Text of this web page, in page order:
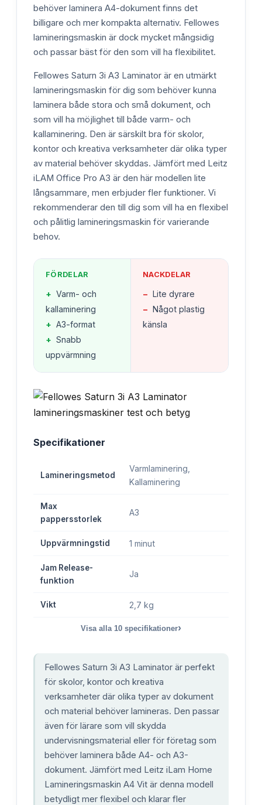
behöver laminera A4-dokument finns det
billigare och mer kompakta alternativ. Fellowes
lamineringsmaskin är dock mycket mångsidig
och passar bäst för den som vill ha flexibilitet.
Fellowes Saturn 3i A3 Laminator är en utmärkt
lamineringsmaskin för dig som behöver kunna
laminera både stora och små dokument, och
som vill ha möjlighet till både varm- och
kallaminering. Den är särskilt bra för skolor,
kontor och kreativa verksamheter där olika typer
av material behöver skyddas. Jämfört med Leitz
iLAM Office Pro A3 är den här modellen lite
långsammare, men erbjuder fler funktioner. Vi
rekommenderar den till dig som vill ha en flexibel
och pålitlig lamineringsmaskin för varierande
behov.
FÖRDELAR
+ Varm- och
kallaminering
+ A3-format
+ Snabb
uppvärmning
NACKDELAR
− Lite dyrare
− Något plastig
känsla
Specifikationer
Lamineringsmetod
Varmlaminering,
Kallaminering
Max
pappersstorlek
A3
Uppvärmningstid 1 minut
Jam Release-
funktion
Ja
Vikt 2,7 kg
Visa alla 10 specifikationer›
Fellowes Saturn 3i A3 Laminator är perfekt
för skolor, kontor och kreativa
verksamheter där olika typer av dokument
och material behöver lamineras. Den passar
även för lärare som vill skydda
undervisningsmaterial eller för företag som
behöver laminera både A4- och A3-
dokument. Jämfört med Leitz iLam Home
Lamineringsmaskin A4 Vit är denna modell
betydligt mer flexibel och klarar fler